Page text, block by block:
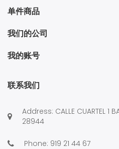
单件商品
我们的公司
我的账号
联系我们
Address: CALLE CUARTEL 1
28944
Phone: 919 21 44 67